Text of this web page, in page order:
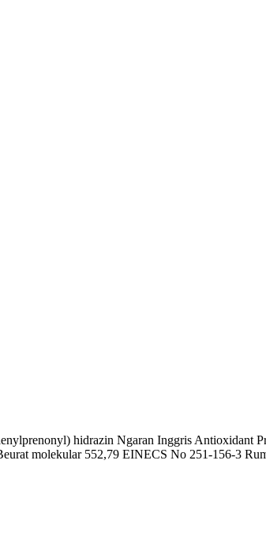
hidrazin Ngaran Inggris Antioxidant
molekular 552,79 EINECS No 251-156-3